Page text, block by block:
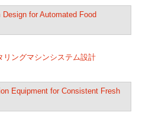
リングマシンシステム設計